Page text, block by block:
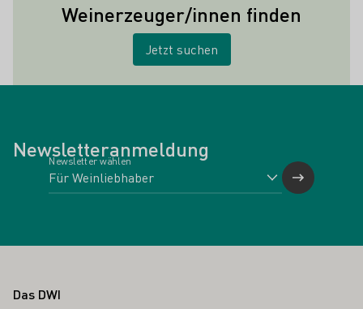
Weinerzeuger/innen finden
Jetzt suchen
Newsletteranmeldung
Newsletter wählen
Fußbereich
Das DWI